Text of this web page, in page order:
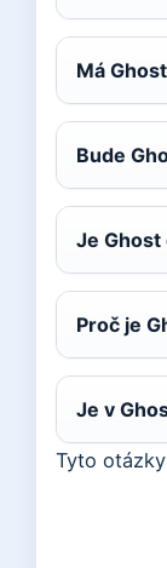
Má
Bude
Je
Proč je
Je v
Tyto